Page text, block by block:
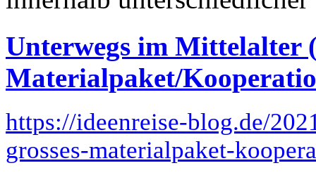
Unterwegs im Mittelalter
Materialpaket/
https://ideenreise-blog.de/
grosses-materialpaket-